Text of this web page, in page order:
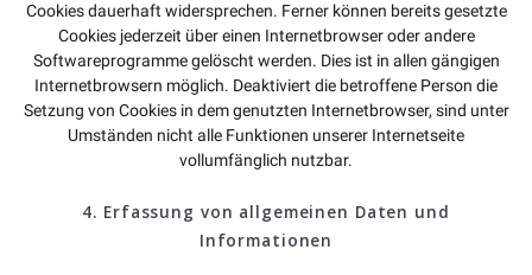
Cookies dauerhaft widersprechen. Ferner können bereits gesetzte
Cookies jederzeit über einen Internetbrowser oder andere
Softwareprogramme gelöscht werden. Dies ist in allen gängigen
Internetbrowsern möglich. Deaktiviert die betroffene Person die
Setzung von Cookies in dem genutzten Internetbrowser, sind unter
Umständen nicht alle Funktionen unserer Internetseite
vollumfänglich nutzbar.
4. Erfassung von allgemeinen Daten und
Informationen